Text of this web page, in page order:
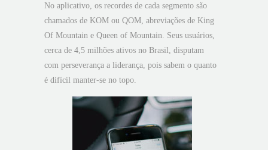
No aplicativo, os recordes de cada segmento são
chamados de KOM ou QOM, abreviações de King
Of Mountain e Queen of Mountain. Seus usuários,
cerca de 4,5 milhões ativos no Brasil, disputam
com perseverança a liderança, pois sabem o quanto
é difícil manter-se no topo.